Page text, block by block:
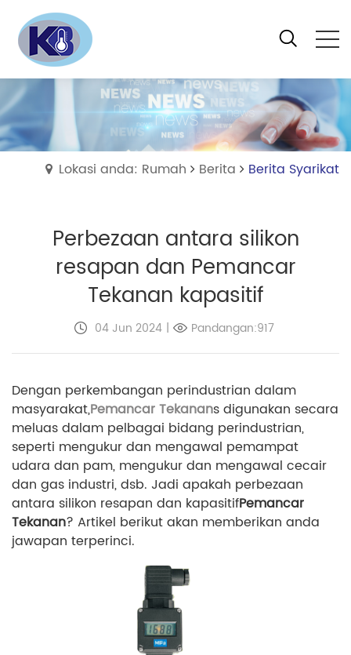
Lokasi anda: Rumah Berita Berita Syarikat
Perbezaan antara silikon
resapan dan Pemancar
Tekanan kapasitif
04 Jun 2024 | Pandangan:917
Dengan perkembangan perindustrian dalam
masyarakat,Pemancar Tekanans digunakan secara
meluas dalam pelbagai bidang perindustrian,
seperti mengukur dan mengawal pemampat
udara dan pam, mengukur dan mengawal cecair
dan gas industri, dsb. Jadi apakah perbezaan
antara silikon resapan dan kapasitifPemancar
Tekanan? Artikel berikut akan memberikan anda
jawapan terperinci.